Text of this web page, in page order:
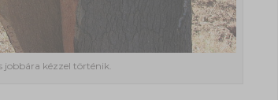
jobbára kézzel történik.